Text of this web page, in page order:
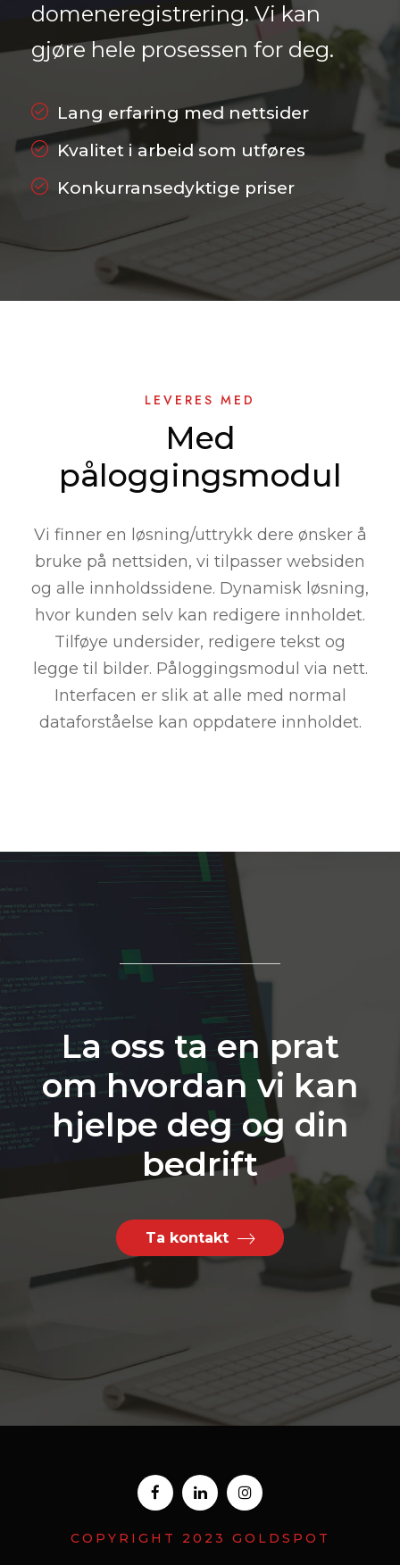
domeneregistrering. Vi kan
gjøre hele prosessen for deg.
Lang erfaring med nettsider
Kvalitet i arbeid som utføres
Konkurransedyktige priser
LEVERES MED
Med
påloggingsmodul
Vi finner en løsning/uttrykk dere ønsker å
bruke på nettsiden, vi tilpasser websiden
og alle innholdssidene. Dynamisk løsning,
hvor kunden selv kan redigere innholdet.
Tilføye undersider, redigere tekst og
legge til bilder. Påloggingsmodul via nett.
Interfacen er slik at alle med normal
dataforståelse kan oppdatere innholdet.
La oss ta en prat
om hvordan vi kan
hjelpe deg og din
bedrift
Ta kontakt
COPYRIGHT 2023 GOLDSPOT